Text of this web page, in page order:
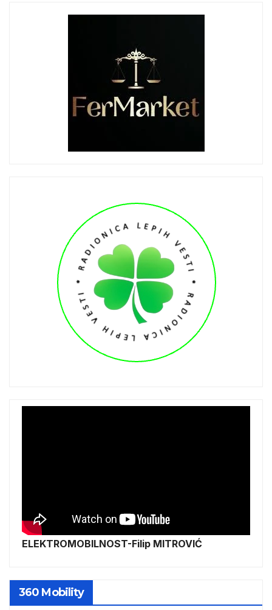
ELEKTROMOBILNOST-Filip MITROVIĆ
360 Mobility